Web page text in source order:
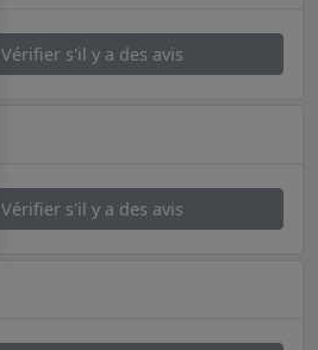
Vérifier s'il y a des avis
Vérifier s'il y a des avis